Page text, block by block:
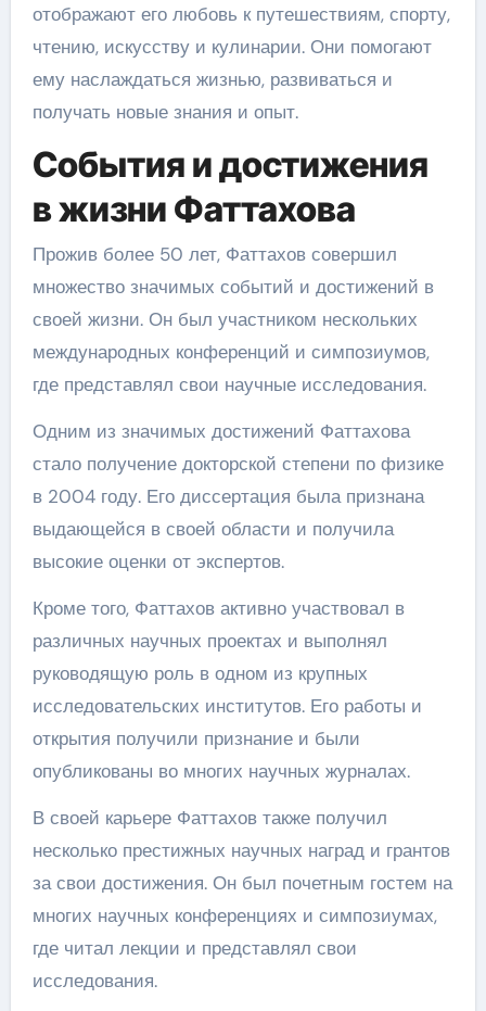
отображают его любовь к путешествиям, спорту,
чтению, искусству и кулинарии. Они помогают
ему наслаждаться жизнью, развиваться и
получать новые знания и опыт.
События и достижения
в жизни Фаттахова
Прожив более 50 лет, Фаттахов совершил
множество значимых событий и достижений в
своей жизни. Он был участником нескольких
международных конференций и симпозиумов,
где представлял свои научные исследования.
Одним из значимых достижений Фаттахова
стало получение докторской степени по физике
в 2004 году. Его диссертация была признана
выдающейся в своей области и получила
высокие оценки от экспертов.
Кроме того, Фаттахов активно участвовал в
различных научных проектах и выполнял
руководящую роль в одном из крупных
исследовательских институтов. Его работы и
открытия получили признание и были
опубликованы во многих научных журналах.
В своей карьере Фаттахов также получил
несколько престижных научных наград и грантов
за свои достижения. Он был почетным гостем на
многих научных конференциях и симпозиумах,
где читал лекции и представлял свои
исследования.